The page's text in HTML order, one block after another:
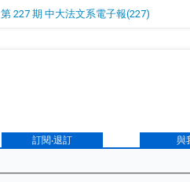
第 227 期 中大法文系電子報(227)